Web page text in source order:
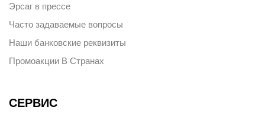
Эрсаг в прессе
Часто задаваемые вопросы
Наши банковские реквизиты
Промоакции В Странах
СЕРВИС